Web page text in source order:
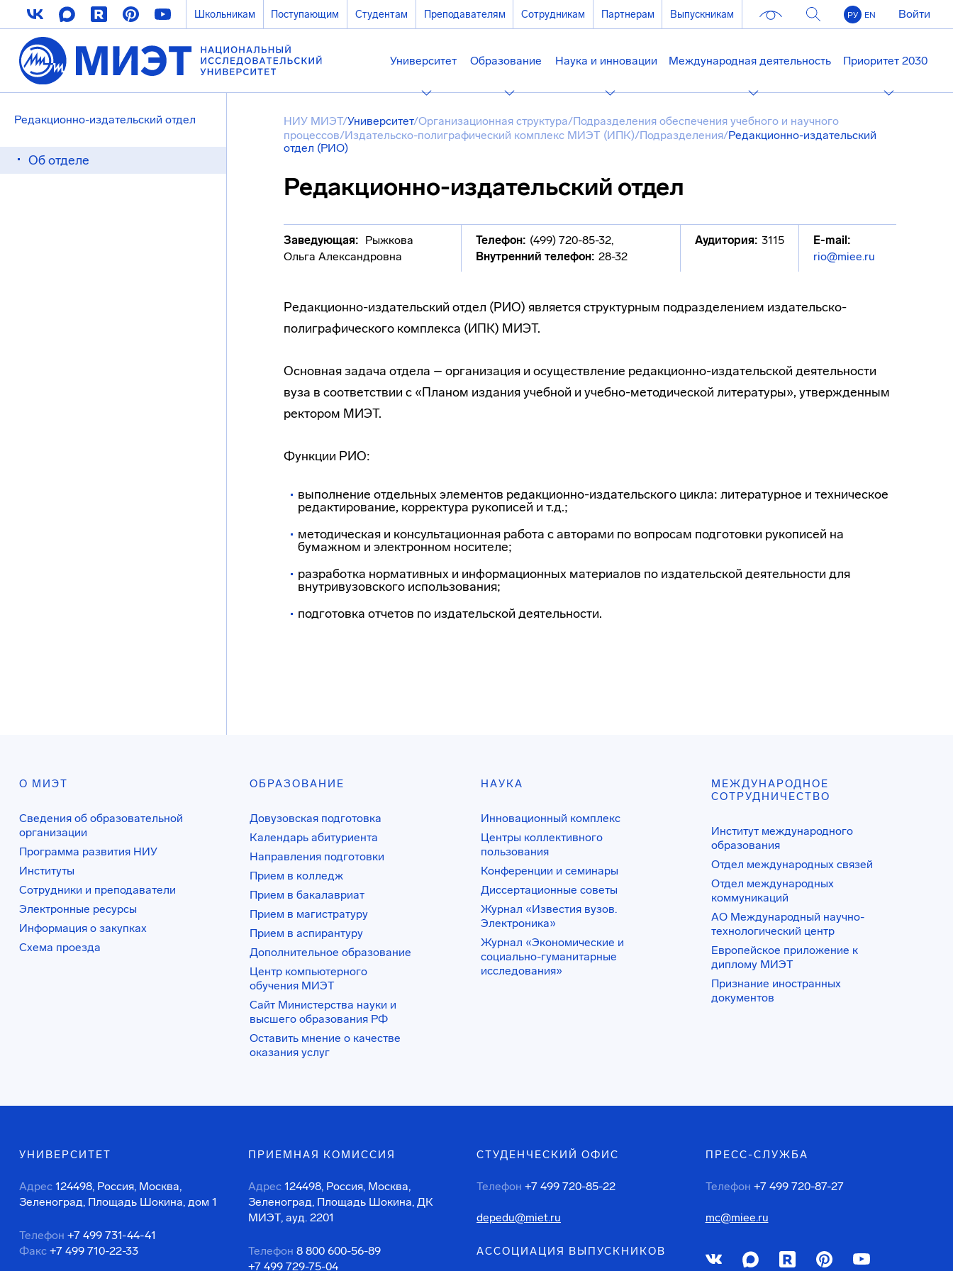
Школьникам Поступающим Студентам Преподавателям Сотрудникам Партнерам Выпускникам РУ EN Войти
Университет Образование Наука и инновации Международная деятельность Приоритет 2030
Редакционно-издательский отдел
Об отделе
НИУ МИЭТ/Университет/Организационная структура/Подразделения обеспечения учебного и научного
процессов/Издательско-полиграфический комплекс МИЭТ (ИПК)/Подразделения/Редакционно-издательский
отдел (РИО)
Редакционно-издательский отдел
Заведующая: Рыжкова
Ольга Александровна
Телефон: (499) 720-85-32,
Внутренний телефон: 28-32
Аудитория: 3115
E-mail:
rio@miee.ru
Редакционно-издательский отдел (РИО) является структурным подразделением издательско-
полиграфического комплекса (ИПК) МИЭТ.
Основная задача отдела – организация и осуществление редакционно-издательской деятельности
вуза в соответствии с «Планом издания учебной и учебно-методической литературы», утвержденным
ректором МИЭТ.
Функции РИО:
выполнение отдельных элементов редакционно-издательского цикла: литературное и техническое
редактирование, корректура рукописей и т.д.;
методическая и консультационная работа с авторами по вопросам подготовки рукописей на
бумажном и электронном носителе;
разработка нормативных и информационных материалов по издательской деятельности для
внутривузовского использования;
подготовка отчетов по издательской деятельности.
О МИЭТ
Сведения об образовательной
организации
Программа развития НИУ
Институты
Сотрудники и преподаватели
Электронные ресурсы
Информация о закупках
Схема проезда
ОБРАЗОВАНИЕ
Довузовская подготовка
Календарь абитуриента
Направления подготовки
Прием в колледж
Прием в бакалавриат
Прием в магистратуру
Прием в аспирантуру
Дополнительное образование
Центр компьютерного
обучения МИЭТ
Сайт Министерства науки и
высшего образования РФ
Оставить мнение о качестве
оказания услуг
НАУКА
Инновационный комплекс
Центры коллективного
пользования
Конференции и семинары
Диссертационные советы
Журнал «Известия вузов.
Электроника»
Журнал «Экономические и
социально-гуманитарные
исследования»
МЕЖДУНАРОДНОЕ
СОТРУДНИЧЕСТВО
Институт международного
образования
Отдел международных связей
Отдел международных
коммуникаций
АО Международный научно-
технологический центр
Европейское приложение к
диплому МИЭТ
Признание иностранных
документов
УНИВЕРСИТЕТ
Адрес 124498, Россия, Москва,
Зеленоград, Площадь Шокина, дом 1
Телефон +7 499 731-44-41
Факс +7 499 710-22-33
ПРИЕМНАЯ КОМИССИЯ
Адрес 124498, Россия, Москва,
Зеленоград, Площадь Шокина, ДК
МИЭТ, ауд. 2201
Телефон 8 800 600-56-89
+7 499 729-75-04
СТУДЕНЧЕСКИЙ ОФИС
Телефон +7 499 720-85-22
depedu@miet.ru
АССОЦИАЦИЯ ВЫПУСКНИКОВ
ПРЕСС-СЛУЖБА
Телефон +7 499 720-87-27
mc@miee.ru